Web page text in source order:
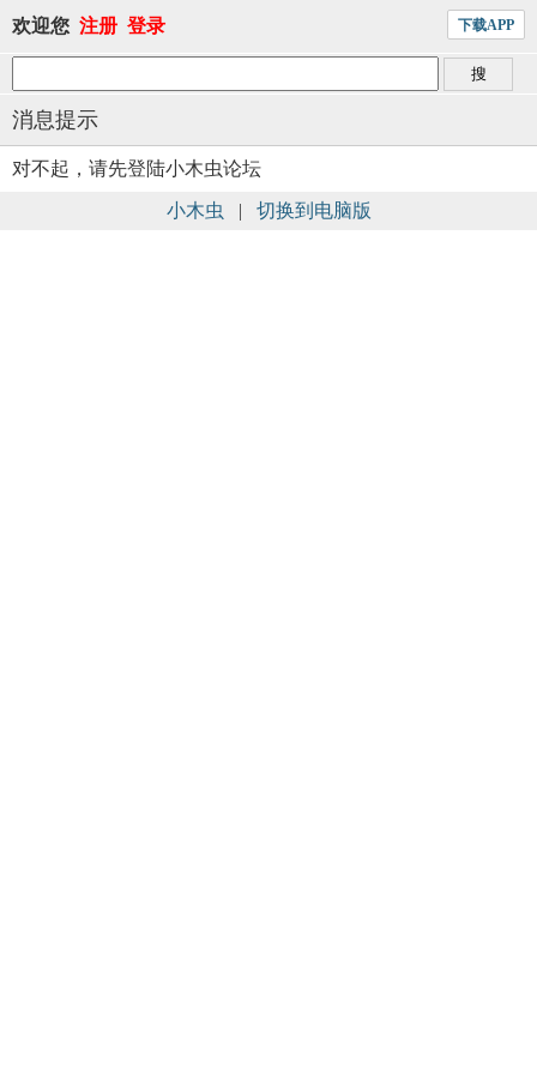
欢迎您 注册 登录 下载APP
消息提示
对不起，请先登陆小木虫论坛
小木虫 | 切换到电脑版